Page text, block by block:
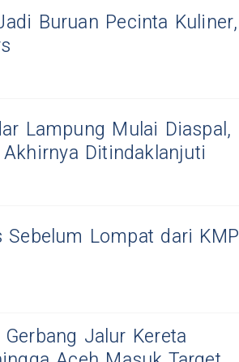
Buruan Pecinta Kuliner,
Lampung Mulai Diaspal,
Ditindaklanjuti
Sebelum Lompat dari KMP
Jalur Kereta